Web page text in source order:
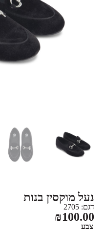
נעל מוקסין בנות
דגם: 2705
₪100.00
צבע